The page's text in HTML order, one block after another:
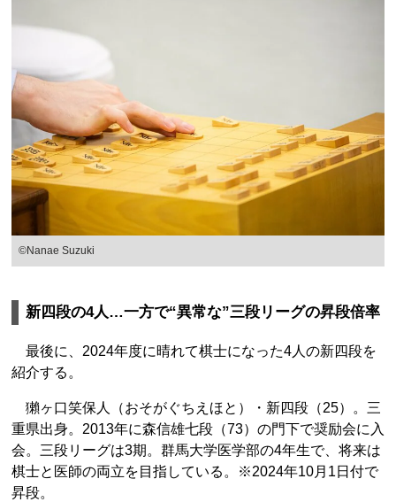
©Nanae Suzuki
新四段の4人…一方で“異常な”三段リーグの昇段倍率
最後に、2024年度に晴れて棋士になった4人の新四段を
紹介する。
獺ヶ口笑保人（おそがぐちえほと）・新四段（25）。三
重県出身。2013年に森信雄七段（73）の門下で奨励会に入
会。三段リーグは3期。群馬大学医学部の4年生で、将来は
棋士と医師の両立を目指している。※2024年10月1日付で
昇段。